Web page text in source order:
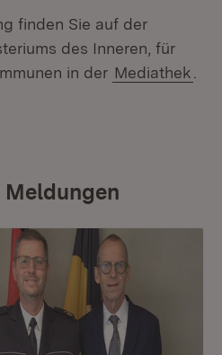
finden Sie auf der
des Inneren, für
in der Mediathek
Meldungen